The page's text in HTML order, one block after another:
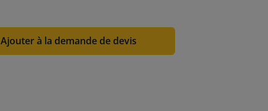
Ajouter à la demande de devis